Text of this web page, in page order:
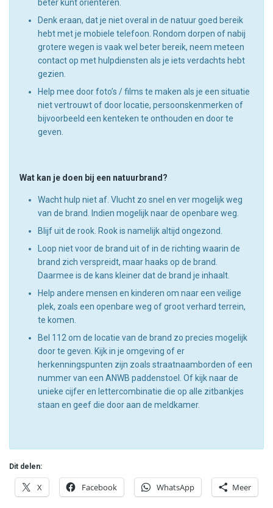
beter kunt oriënteren.
Denk eraan, dat je niet overal in de natuur goed bereik
hebt met je mobiele telefoon. Rondom dorpen of nabij
grotere wegen is vaak wel beter bereik, neem meteen
contact op met hulpdiensten als je iets verdachts hebt
gezien.
Help mee door foto’s / films te maken als je een situatie
niet vertrouwt of door locatie, persoonskenmerken of
bijvoorbeeld een kenteken te onthouden en door te
geven.
Wat kan je doen bij een natuurbrand?
Wacht hulp niet af. Vlucht zo snel en ver mogelijk weg
van de brand. Indien mogelijk naar de openbare weg.
Blijf uit de rook. Rook is namelijk altijd ongezond.
Loop niet voor de brand uit of in de richting waarin de
brand zich verspreidt, maar haaks op de brand.
Daarmee is de kans kleiner dat de brand je inhaalt.
Help andere mensen en kinderen om naar een veilige
plek, zoals een openbare weg of groot verhard terrein,
te komen.
Bel 112 om de locatie van de brand zo precies mogelijk
door te geven. Kijk in je omgeving of er
herkenningspunten zijn zoals straatnaamborden of een
nummer van een ANWB paddenstoel. Of kijk naar de
unieke cijfer en lettercombinatie die op alle zitbankjes
staan en geef die door aan de meldkamer.
Dit delen:
X Facebook WhatsApp Meer